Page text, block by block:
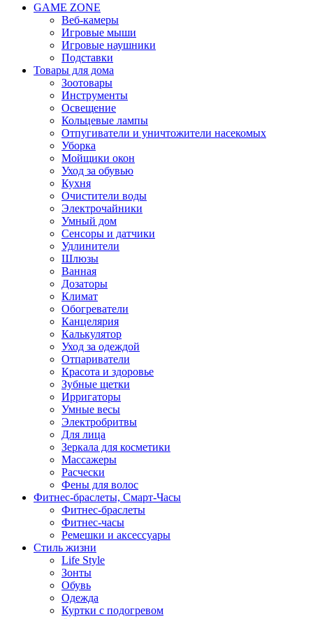
GAME ZONE
Веб-камеры
Игровые мыши
Игровые наушники
Подставки
Товары для дома
Зоотовары
Инструменты
Освещение
Кольцевые лампы
Отпугиватели и уничтожители насекомых
Уборка
Мойщики окон
Уход за обувью
Кухня
Очистители воды
Электрочайники
Умный дом
Сенсоры и датчики
Удлинители
Шлюзы
Ванная
Дозаторы
Климат
Обогреватели
Канцелярия
Калькулятор
Уход за одеждой
Отпариватели
Красота и здоровье
Зубные щетки
Ирригаторы
Умные весы
Электробритвы
Для лица
Зеркала для косметики
Массажеры
Расчески
Фены для волос
Фитнес-браслеты, Смарт-Часы
Фитнес-браслеты
Фитнес-часы
Ремешки и аксессуары
Стиль жизни
Life Style
Зонты
Обувь
Одежда
Куртки с подогревом